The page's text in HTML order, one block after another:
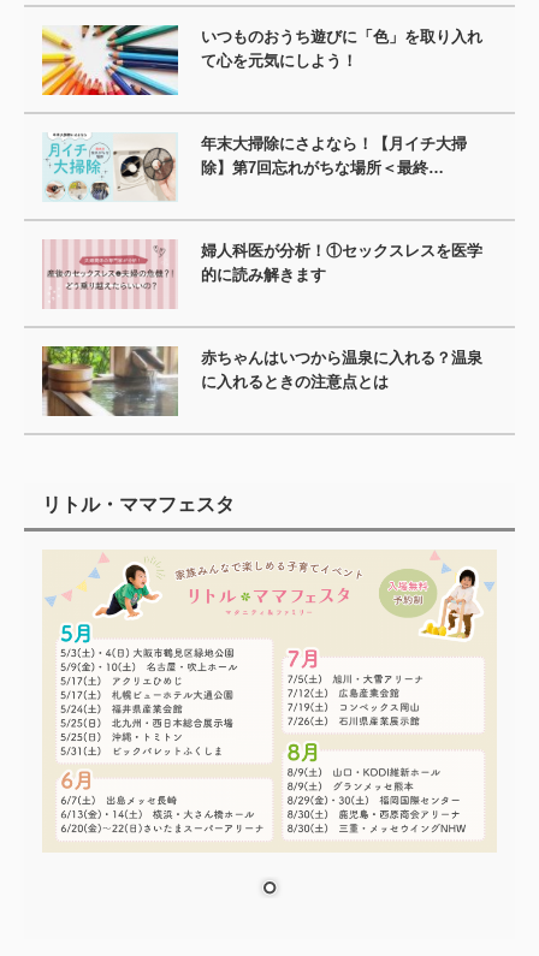
いつものおうち遊びに「色」を取り入れ
て心を元気にしよう！
年末大掃除にさよなら！【月イチ大掃
除】第7回忘れがちな場所＜最終…
婦人科医が分析！①セックスレスを医学
的に読み解きます
赤ちゃんはいつから温泉に入れる？温泉
に入れるときの注意点とは
リトル・ママフェスタ